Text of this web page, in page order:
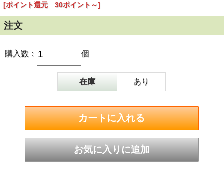
[ポイント還元 30ポイント～]
注文
購入数： 個
在庫 あり